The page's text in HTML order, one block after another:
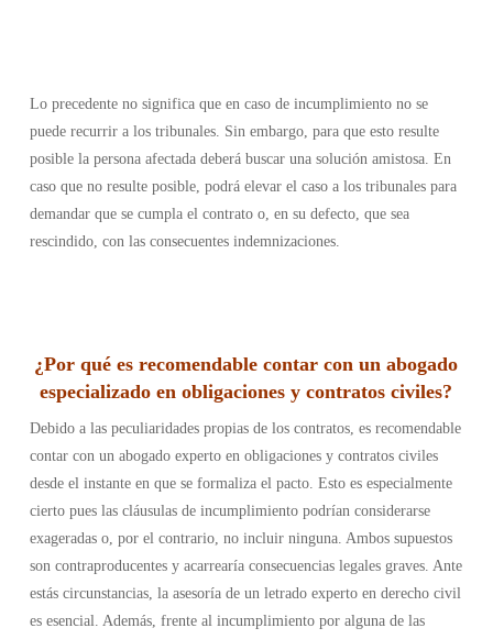
Lo precedente no significa que en caso de incumplimiento no se
puede recurrir a los tribunales. Sin embargo, para que esto resulte
posible la persona afectada deberá buscar una solución amistosa. En
caso que no resulte posible, podrá elevar el caso a los tribunales para
demandar que se cumpla el contrato o, en su defecto, que sea
rescindido, con las consecuentes indemnizaciones.
¿Por qué es recomendable contar con un abogado
especializado en obligaciones y contratos civiles?
Debido a las peculiaridades propias de los contratos, es recomendable
contar con un abogado experto en obligaciones y contratos civiles
desde el instante en que se formaliza el pacto. Esto es especialmente
cierto pues las cláusulas de incumplimiento podrían considerarse
exageradas o, por el contrario, no incluir ninguna. Ambos supuestos
son contraproducentes y acarrearía consecuencias legales graves. Ante
estás circunstancias, la asesoría de un letrado experto en derecho civil
es esencial. Además, frente al incumplimiento por alguna de las